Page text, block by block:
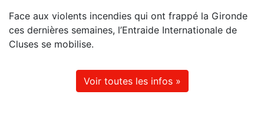
Face aux violents incendies qui ont frappé la Gironde
ces dernières semaines, l’Entraide Internationale de
Cluses se mobilise.
Voir toutes les infos »